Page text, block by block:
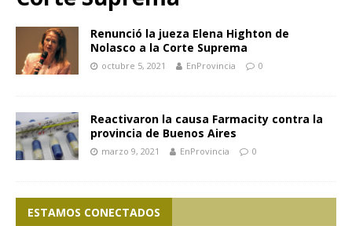
Renunció la jueza Elena Highton de
Nolasco a la Corte Suprema
octubre 5, 2021 EnProvincia 0
Reactivaron la causa Farmacity contra la
provincia de Buenos Aires
marzo 9, 2021 EnProvincia 0
ESTAMOS CONECTADOS